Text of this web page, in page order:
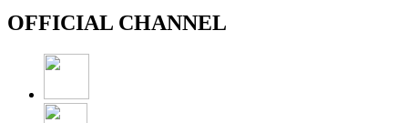
OFFICIAL CHANNEL